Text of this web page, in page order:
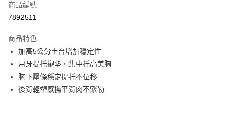
超商取貨付款
Apple Pay
街口支付
悠遊付
商品編號
7892511
商品特色
加高5公分土台增加穩定性
月牙提托襯墊，集中托高美胸
胸下壓條穩定提托不位移
後背輕塑感撫平背肉不緊勒